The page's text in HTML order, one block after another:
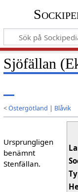
Sjöfällan
<Östergötland | Blåvik
Ursprungligen
benämnt
Stenfällan.